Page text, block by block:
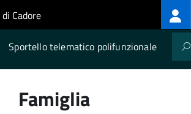
principale
navigation
Cadore
Sportello telematico polifunzionale
Famiglia